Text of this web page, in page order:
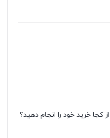
خرید خود را انجام دهید؟